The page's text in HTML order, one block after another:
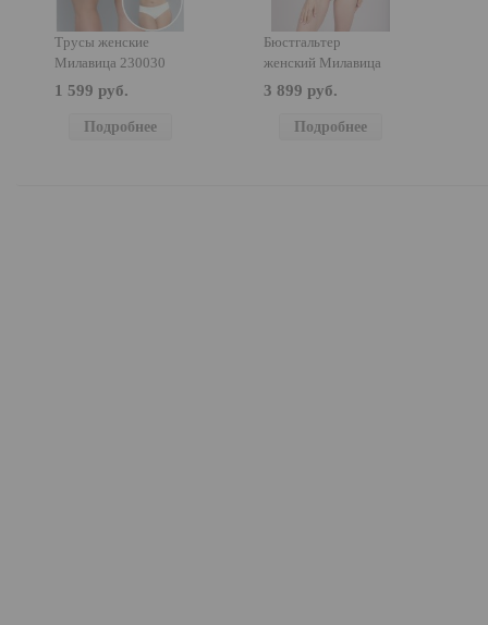
Трусы женские
Милавица 230030
1 599 руб.
Подробнее
Бюстгальтер
женский Милавица
122770
3 899 руб.
Подробнее